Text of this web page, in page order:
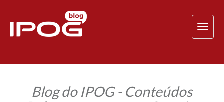
Blog do IPOG - Conteúdos